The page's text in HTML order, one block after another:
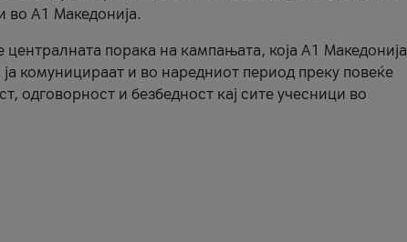
во А1 Македонија.
централната порака на кампањата, која A1 Македонија
комуницираат и во наредниот период преку повеќе
одговорност и безбедност кај сите учесници во